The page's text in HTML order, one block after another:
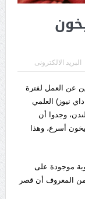
البريد الالكترونى
عن العمل لفترة
نيوز) العلمي
وجدوا أن
أسرع، وهذا
موجودة على
المعروف أن قصر